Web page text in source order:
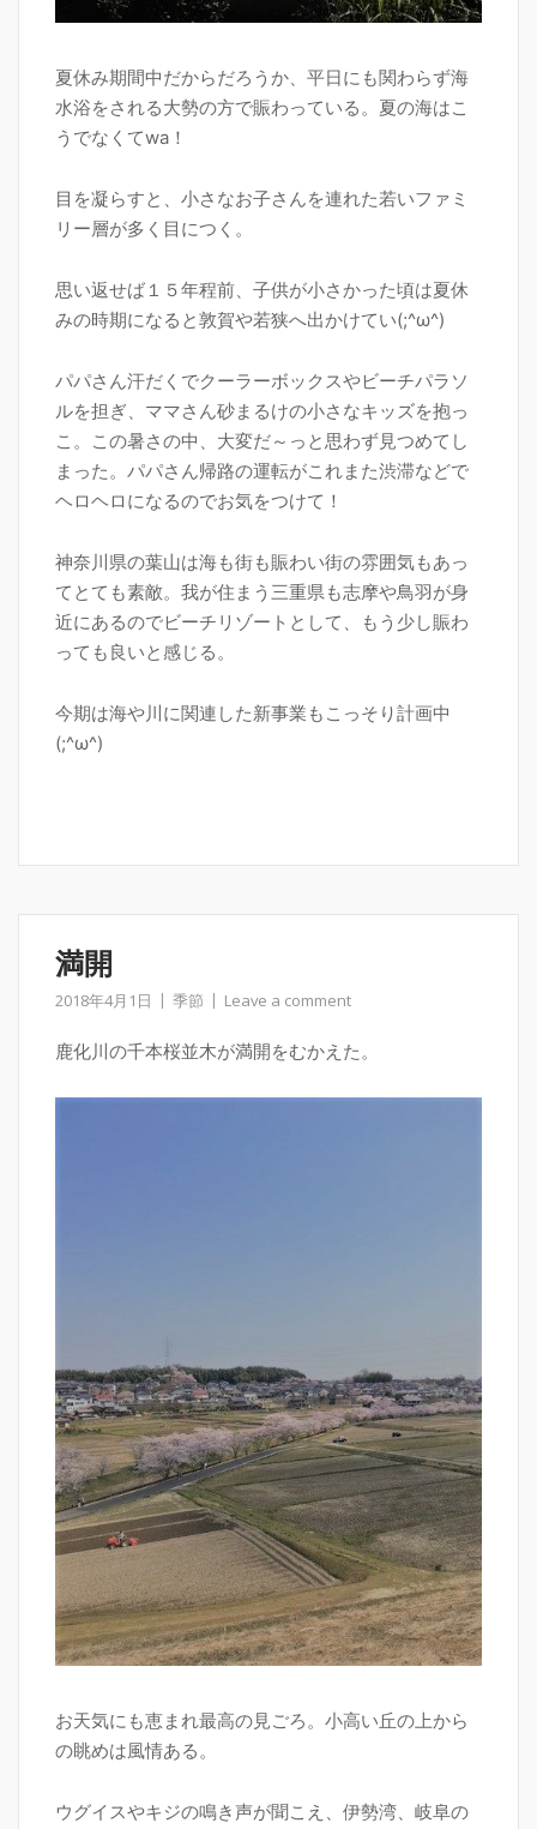
夏休み期間中だからだろうか、平日にも関わらず海
水浴をされる大勢の方で賑わっている。夏の海はこ
うでなくてwa！
目を凝らすと、小さなお子さんを連れた若いファミ
リー層が多く目につく。
思い返せば１５年程前、子供が小さかった頃は夏休
みの時期になると敦賀や若狭へ出かけてい(;^ω^)
パパさん汗だくでクーラーボックスやビーチパラソ
ルを担ぎ、ママさん砂まるけの小さなキッズを抱っ
こ。この暑さの中、大変だ～っと思わず見つめてし
まった。パパさん帰路の運転がこれまた渋滞などで
ヘロヘロになるのでお気をつけて！
神奈川県の葉山は海も街も賑わい街の雰囲気もあっ
てとても素敵。我が住まう三重県も志摩や鳥羽が身
近にあるのでビーチリゾートとして、もう少し賑わ
っても良いと感じる。
今期は海や川に関連した新事業もこっそり計画中
(;^ω^)
満開
2018年4月1日 季節 Leave a comment
鹿化川の千本桜並木が満開をむかえた。
お天気にも恵まれ最高の見ごろ。小高い丘の上から
の眺めは風情ある。
ウグイスやキジの鳴き声が聞こえ、伊勢湾、岐阜の